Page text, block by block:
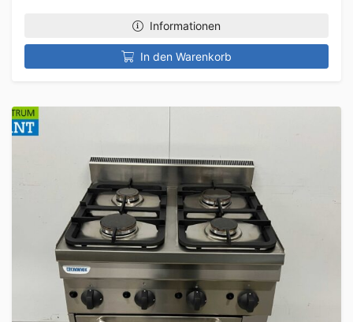
Informationen
In den Warenkorb